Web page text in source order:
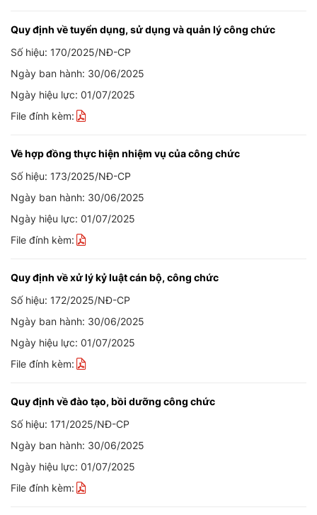
Quy định về tuyển dụng, sử dụng và quản lý công chức
Số hiệu: 170/2025/NĐ-CP
Ngày ban hành: 30/06/2025
Ngày hiệu lực: 01/07/2025
File đính kèm:
Về hợp đồng thực hiện nhiệm vụ của công chức
Số hiệu: 173/2025/NĐ-CP
Ngày ban hành: 30/06/2025
Ngày hiệu lực: 01/07/2025
File đính kèm:
Quy định về xử lý kỷ luật cán bộ, công chức
Số hiệu: 172/2025/NĐ-CP
Ngày ban hành: 30/06/2025
Ngày hiệu lực: 01/07/2025
File đính kèm:
Quy định về đào tạo, bồi dưỡng công chức
Số hiệu: 171/2025/NĐ-CP
Ngày ban hành: 30/06/2025
Ngày hiệu lực: 01/07/2025
File đính kèm: